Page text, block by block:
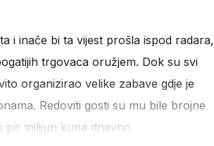
i inače bi ta vijest prošla ispod radara,
trgovaca oružjem. Dok su svi
organizirao velike zabave gdje je
Redoviti gosti su mu bile brojne
po milijun kuna dnevno.